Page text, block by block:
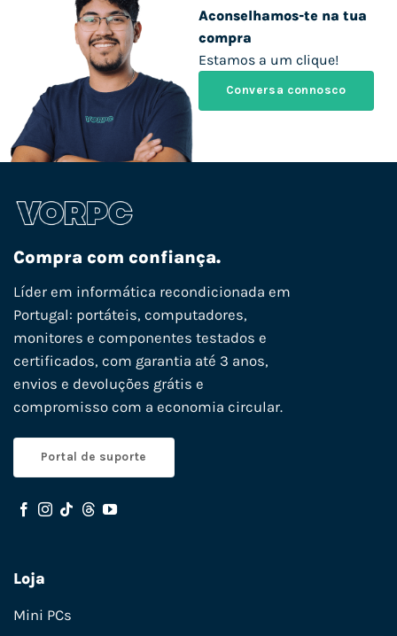
Aconselhamos-te na tua
compra
Estamos a um clique!
Conversa connosco
Compra com confiança.
Líder em informática recondicionada em
Portugal: portáteis, computadores,
monitores e componentes testados e
certificados, com garantia até 3 anos,
envios e devoluções grátis e
compromisso com a economia circular.
Portal de suporte
Loja
Mini PCs